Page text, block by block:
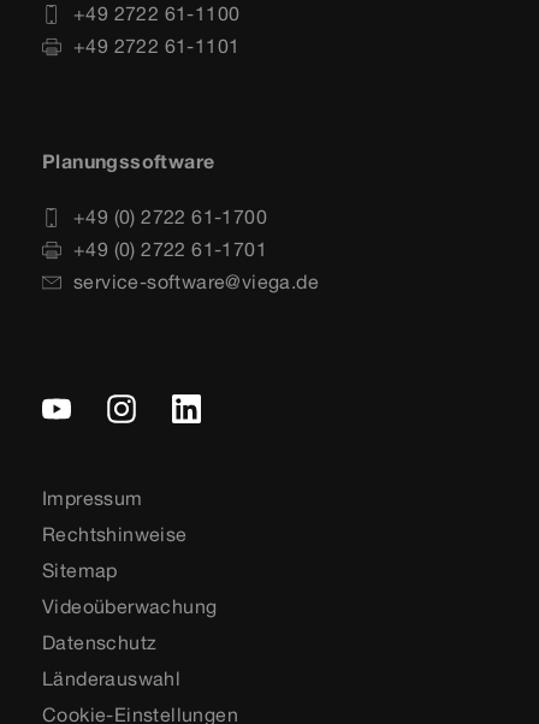
+49 2722 61-1100
+49 2722 61-1101
Planungssoftware
+49 (0) 2722 61-1700
+49 (0) 2722 61-1701
service-software@viega.de
Impressum
Rechtshinweise
Sitemap
Videoüberwachung
Datenschutz
Länderauswahl
Cookie-Einstellungen